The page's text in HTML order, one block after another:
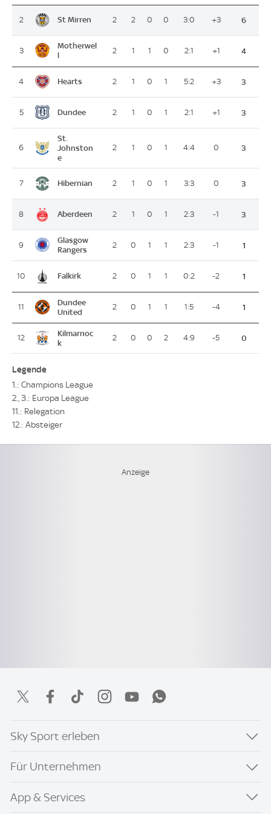
2 St Mirren 2 2 0 0 3:0 +3 6
3
Motherwel
l
2 1 1 0 2:1 +1 4
4 Hearts 2 1 0 1 5:2 +3 3
5 Dundee 2 1 0 1 2:1 +1 3
6
St.
Johnston
e
2 1 0 1 4:4 0 3
7 Hibernian 2 1 0 1 3:3 0 3
8 Aberdeen 2 1 0 1 2:3 -1 3
9
Glasgow
Rangers
2 0 1 1 2:3 -1 1
10 Falkirk 2 0 1 1 0:2 -2 1
11
Dundee
United
2 0 1 1 1:5 -4 1
12
Kilmarnoc
k
2 0 0 2 4:9 -5 0
Legende
1.: Champions League
2., 3.: Europa League
11.: Relegation
12.: Absteiger
Sky Sport erleben
Für Unternehmen
App & Services